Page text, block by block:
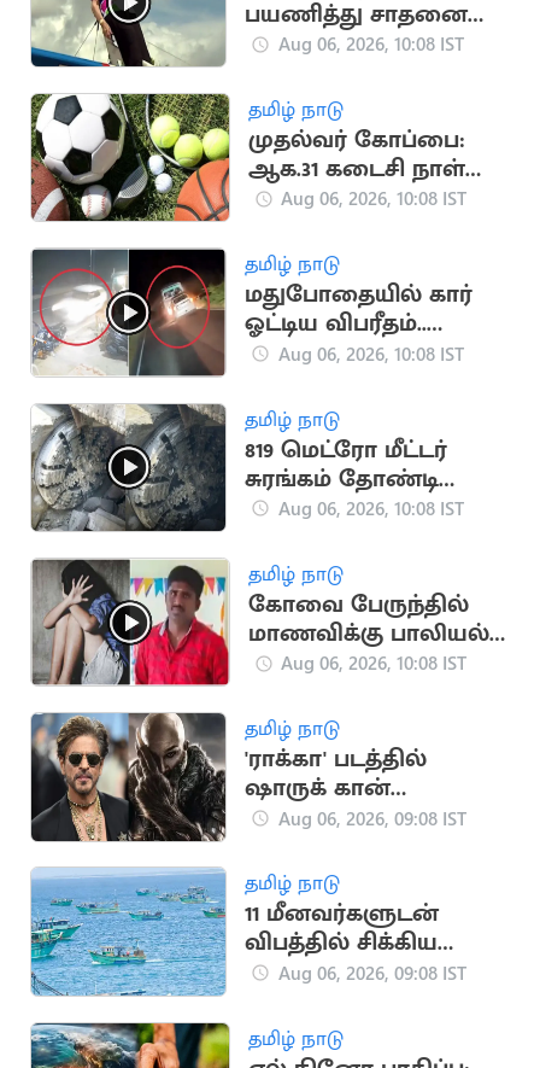
பயணித்து சாதனை
படைத்த பிரிட்டன்
Aug 06, 2026, 10:08 IST
தமிழ் நாடு
முதல்வர் கோப்பை:
ஆக.31 கடைசி நாள்
என அரசு அறிவிப்பு
Aug 06, 2026, 10:08 IST
தமிழ் நாடு
மதுபோதையில் கார்
ஓட்டிய விபரீதம்..
தூத்துக்குடியில்
Aug 06, 2026, 10:08 IST
தமிழ் நாடு
819 மெட்ரோ மீட்டர்
சுரங்கம் தோண்டி
நீலகிரி இயந்திரம்
Aug 06, 2026, 10:08 IST
தமிழ் நாடு
கோவை பேருந்தில்
மாணவிக்கு பாலியல்
தொல்லை.. காவலர்
Aug 06, 2026, 10:08 IST
தமிழ் நாடு
'ராக்கா' படத்தில்
ஷாருக் கான்
நடிக்கவில்லை:
முற்றுப்புள்ளி
Aug 06, 2026, 09:08 IST
தமிழ் நாடு
11 மீனவர்களுடன்
விபத்தில் சிக்கிய
இந்திய மீனவர்களின்
Aug 06, 2026, 09:08 IST
தமிழ் நாடு